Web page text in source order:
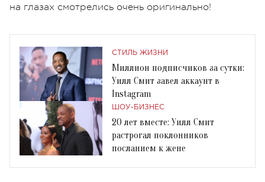
на глазах смотрелись очень оригинально!
СТИЛЬ ЖИЗНИ
Миллион подписчиков за сутки:
Уилл Смит завел аккаунт в
Instagram
ШОУ-БИЗНЕС
20 лет вместе: Уилл Смит
растрогал поклонников
посланием к жене